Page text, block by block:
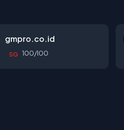
gmpro.co.id
SG 100/100